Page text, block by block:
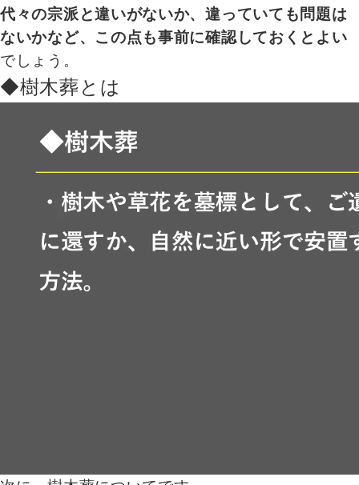
代々の宗派と違いがないか、違っていても問題は
ないかなど、この点も事前に確認しておくとよい
でしょう。
◆樹木葬とは